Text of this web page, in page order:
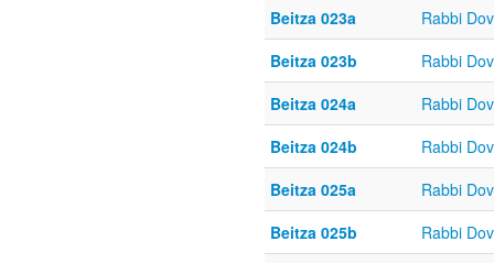
Beitza 023a
Rabbi
Beitza 023b
Rabbi
Beitza 024a
Rabbi
Beitza 024b
Rabbi
Beitza 025a
Rabbi
Beitza 025b
Rabbi